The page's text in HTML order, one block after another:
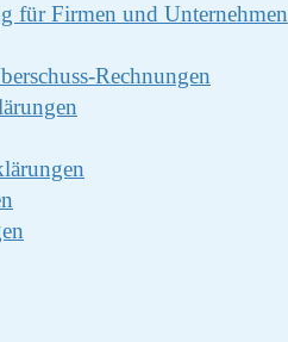
für Firmen und Unternehmen
Rechnungen